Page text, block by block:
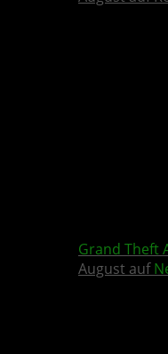
Grand Theft
August auf